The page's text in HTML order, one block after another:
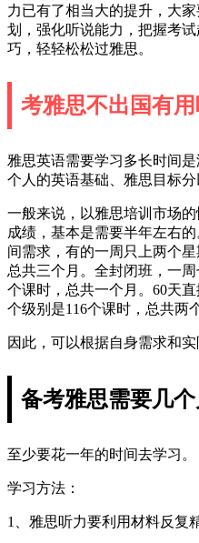
力已有了相当大的提升，大
划，强化听说能力，把握考
巧，轻轻松松过雅思。
考雅思不出国有
雅思英语需要学习多长时间
个人的英语基础、雅思目标
一般来说，以雅思培训市场
成绩，基本是需要半年左右
间需求，有的一周只上两个
总共三个月。全封闭班，一
个课时，总共一个月。60天
个级别是116个课时，总共两
因此，可以根据自身需求和
备考雅思需要几个
至少要花一年的时间去学习。
学习方法：
1、雅思听力要利用材料反复